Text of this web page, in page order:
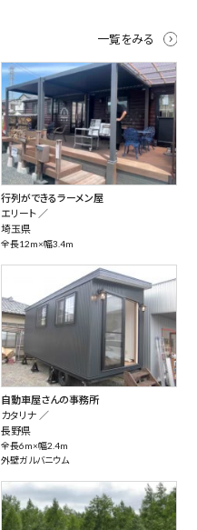
一覧をみる
行列ができるラーメン屋
エリート ／
埼玉県
全長12m×幅3.4m
自動車屋さんの事務所
カタリナ ／
長野県
全長6m×幅2.4m
外壁ガルバニウム